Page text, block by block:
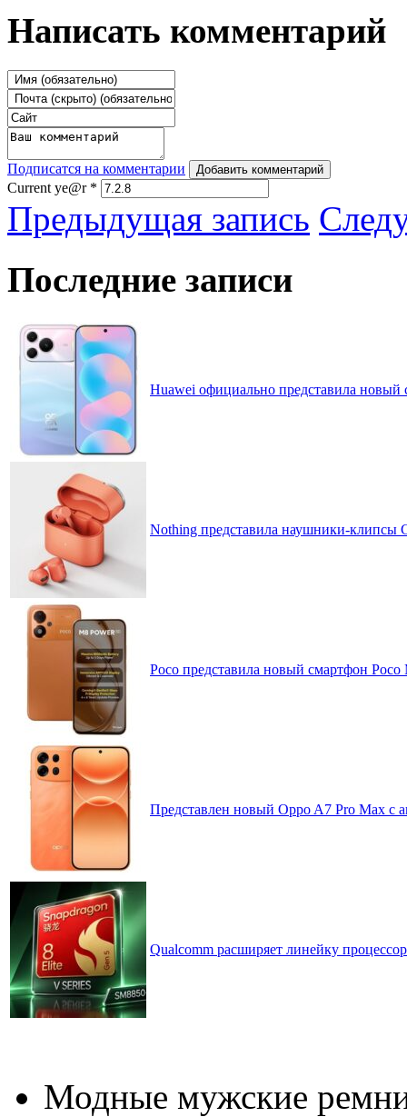
Написать комментарий
Подписатся на комментарии Добавить комментарий
Current ye@r *
Предыдущая запись
Последние записи
Huawei официально представила
Nothing представила наушники-клипсы
Poco представила новый смартфон
Представлен новый Oppo A7 Pro Max с
Qualcomm расширяет линейку
Модные мужские